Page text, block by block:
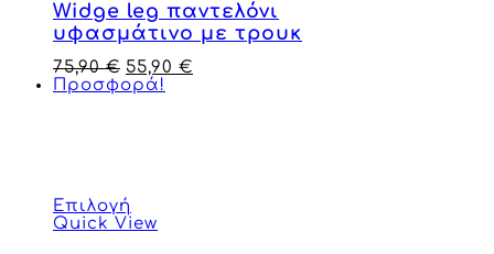
Widge leg παντελόνι
υφασμάτινο με τρουκ
75,90€ 55,90 €
Προσφορά!
Επιλογή
Quick View